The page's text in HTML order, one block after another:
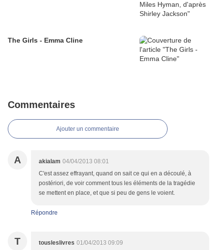
The Girls - Emma Cline
Commentaires
Ajouter un commentaire
A akialam 04/04/2013 08:01
C'est assez effrayant, quand on sait ce qui en a découlé, à
postériori, de voir comment tous les éléments de la tragédie
se mettent en place, et que si peu de gens le voient.
Répondre
T tousleslivres 01/04/2013 09:09